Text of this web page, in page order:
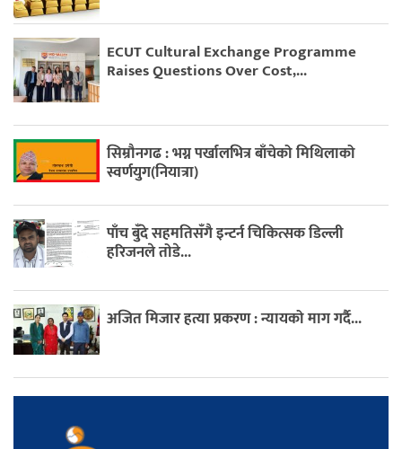
ECUT Cultural Exchange Programme
Raises Questions Over Cost,...
सिम्रौनगढ : भग्न पर्खालभित्र बाँचेको मिथिलाको
स्वर्णयुग(नियात्रा)
पाँच बुँदे सहमतिसँगै इन्टर्न चिकित्सक डिल्ली
हरिजनले तोडे...
अजित मिजार हत्या प्रकरण : न्यायको माग गर्दै...